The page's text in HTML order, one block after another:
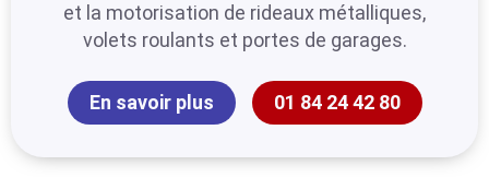
et la motorisation de rideaux métalliques,
volets roulants et portes de garages.
En savoir plus 01 84 24 42 80